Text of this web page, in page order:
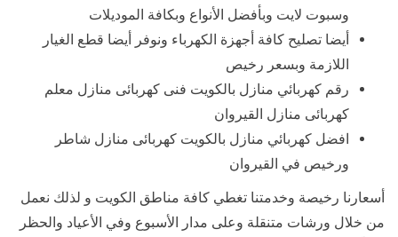
وسبوت لايت وبأفضل الأنواع وبكافة الموديلات
أيضا تصليح كافة أجهزة الكهرباء ونوفر أيضا قطع الغيار
اللازمة وبسعر رخيص
رقم كهربائي منازل بالكويت فنى كهربائى منازل معلم
كهربائى منازل القيروان
افضل كهربائي منازل بالكويت كهربائى منازل شاطر
ورخيص في القيروان
أسعارنا رخيصة وخدمتنا تغطي كافة مناطق الكويت و لذلك نعمل
من خلال ورشات متنقلة وعلى مدار الأسبوع وفي الأعياد والحظر